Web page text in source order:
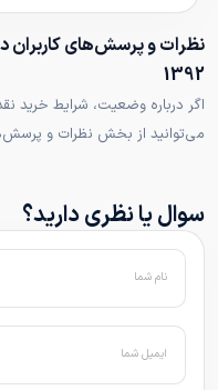
1392
اگر درباره وضعیت، شرایط خرید
می‌توانید از بخش نظرات و
سوال یا نظری دارید؟
نام شما
ایمیل شما